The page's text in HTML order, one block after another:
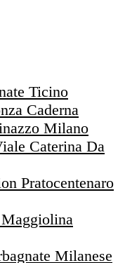
Ticino
Caderna
Milano
Caterina Da
Pratocentenaro
Milanese